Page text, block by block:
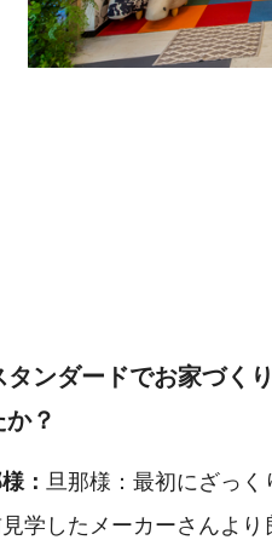
タンダードでお家づく
か？
： 旦那様：最初にざっく
学したメーカーさんより